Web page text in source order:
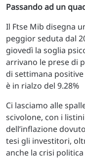
Passando ad un
Il Ftse Mib disegna
peggior seduta dal
giovedì la soglia
arrivano le prese di
di settimana positive
è in rialzo del 9.28%
Ci lasciamo alle
scivolone, con i
dell’inflazione
tesi gli investitori,
anche la crisi